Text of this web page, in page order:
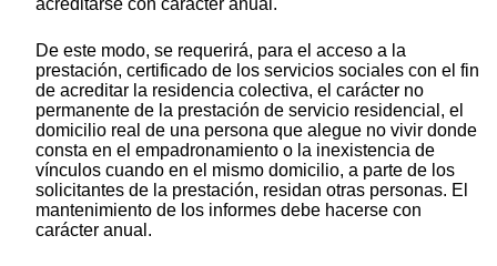
acreditarse con carácter anual.
De este modo, se requerirá, para el acceso a la
prestación, certificado de los servicios sociales con el fin
de acreditar la residencia colectiva, el carácter no
permanente de la prestación de servicio residencial, el
domicilio real de una persona que alegue no vivir donde
consta en el empadronamiento o la inexistencia de
vínculos cuando en el mismo domicilio, a parte de los
solicitantes de la prestación, residan otras personas. El
mantenimiento de los informes debe hacerse con
carácter anual.